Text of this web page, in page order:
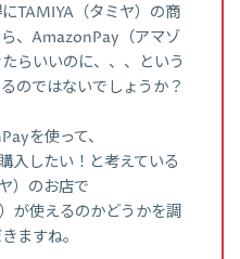
TAMIYA（タミヤ）の商
、AmazonPay（アマゾ
らいいのに、、、という
のではないでしょうか？
を使って、
入したい！と考えている
）のお店で
が使えるのかどうかを調
ますね。